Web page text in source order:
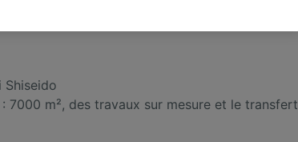
Shiseido
m², des travaux sur mesure et le